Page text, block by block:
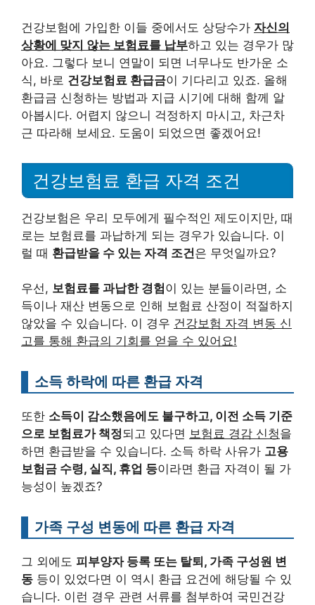
건강보험에 가입한 이들 중에서도 상당수가 자신의
상황에 맞지 않는 보험료를 납부하고 있는 경우가 많
아요. 그렇다 보니 연말이 되면 너무나도 반가운 소
식, 바로 건강보험료 환급금이 기다리고 있죠. 올해
환급금 신청하는 방법과 지급 시기에 대해 함께 알
아봅시다. 어렵지 않으니 걱정하지 마시고, 차근차
근 따라해 보세요. 도움이 되었으면 좋겠어요!
건강보험료 환급 자격 조건
건강보험은 우리 모두에게 필수적인 제도이지만, 때
로는 보험료를 과납하게 되는 경우가 있습니다. 이
럴 때 환급받을 수 있는 자격 조건은 무엇일까요?
우선, 보험료를 과납한 경험이 있는 분들이라면, 소
득이나 재산 변동으로 인해 보험료 산정이 적절하지
않았을 수 있습니다. 이 경우 건강보험 자격 변동 신
고를 통해 환급의 기회를 얻을 수 있어요!
소득 하락에 따른 환급 자격
또한 소득이 감소했음에도 불구하고, 이전 소득 기준
으로 보험료가 책정되고 있다면 보험료 경감 신청을
하면 환급받을 수 있습니다. 소득 하락 사유가 고용
보험금 수령, 실직, 휴업 등이라면 환급 자격이 될 가
능성이 높겠죠?
가족 구성 변동에 따른 환급 자격
그 외에도 피부양자 등록 또는 탈퇴, 가족 구성원 변
동 등이 있었다면 이 역시 환급 요건에 해당될 수 있
습니다. 이런 경우 관련 서류를 첨부하여 국민건강